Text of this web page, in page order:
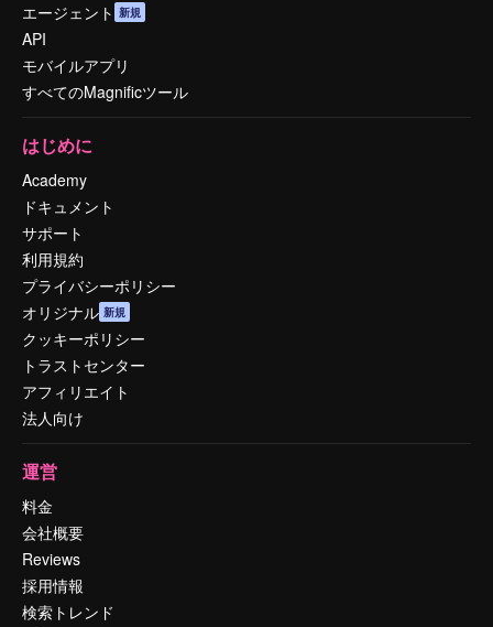
エージェント 新規
API
モバイルアプリ
すべてのMagnificツール
はじめに
Academy
ドキュメント
サポート
利用規約
プライバシーポリシー
オリジナル 新規
クッキーポリシー
トラストセンター
アフィリエイト
法人向け
運営
料金
会社概要
Reviews
採用情報
検索トレンド